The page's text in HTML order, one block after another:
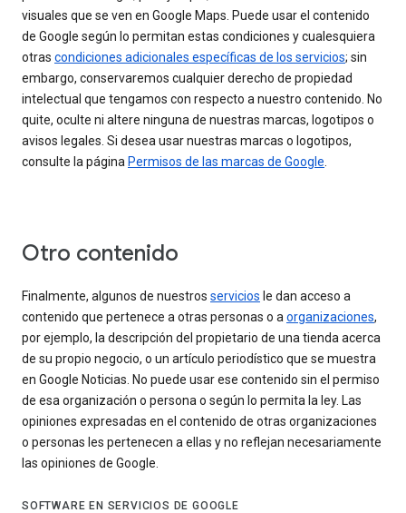
visuales que se ven en Google Maps. Puede usar el contenido
de Google según lo permitan estas condiciones y cualesquiera
otras condiciones adicionales específicas de los servicios; sin
embargo, conservaremos cualquier derecho de propiedad
intelectual que tengamos con respecto a nuestro contenido. No
quite, oculte ni altere ninguna de nuestras marcas, logotipos o
avisos legales. Si desea usar nuestras marcas o logotipos,
consulte la página Permisos de las marcas de Google
Otro contenido
Finalmente, algunos de nuestros servicios le dan acceso a
contenido que pertenece a otras personas o a organizaciones,
por ejemplo, la descripción del propietario de una tienda acerca
de su propio negocio, o un artículo periodístico que se muestra
en Google Noticias. No puede usar ese contenido sin el permiso
de esa organización o persona o según lo permita la ley. Las
opiniones expresadas en el contenido de otras organizaciones
o personas les pertenecen a ellas y no reflejan necesariamente
las opiniones de Google.
SOFTWARE EN SERVICIOS DE GOOGLE